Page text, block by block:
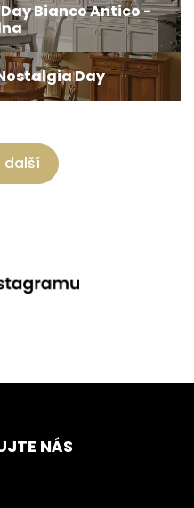
Bianco Antico -
Day
další
NÁS